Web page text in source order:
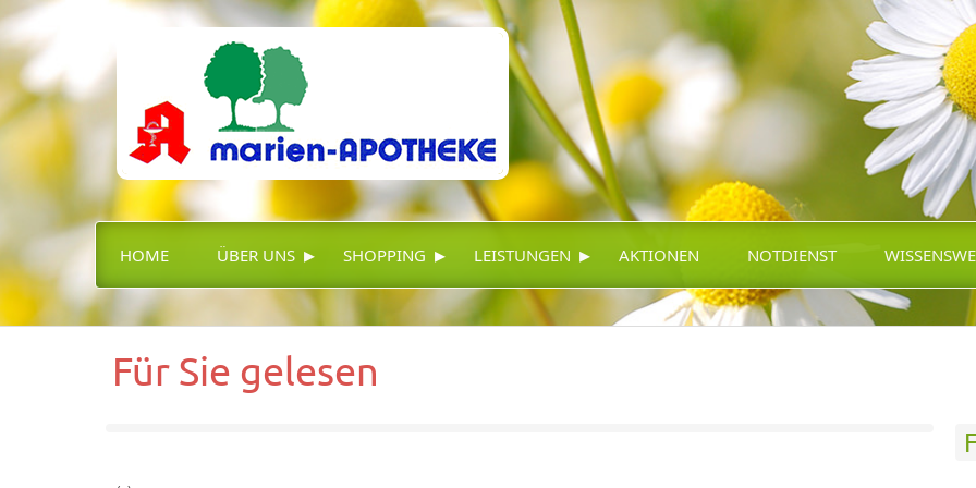
HOME ÜBER UNS ▸ SHOPPING ▸ LEISTUNGEN ▸ AKTIONEN NOTDIENST
Für Sie gelesen